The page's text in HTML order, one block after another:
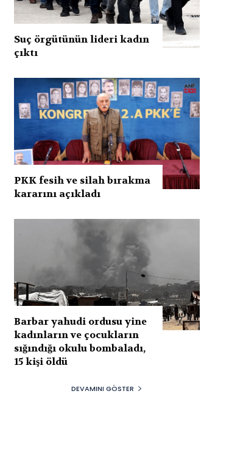
Suç örgütünün lideri kadın
çıktı
PKK fesih ve silah bırakma
kararını açıkladı
Barbar yahudi ordusu yine
kadınların ve çocukların
sığındığı okulu bombaladı,
15 kişi öldü
DEVAMINI GÖSTER